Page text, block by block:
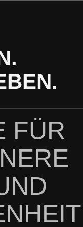
FÜR